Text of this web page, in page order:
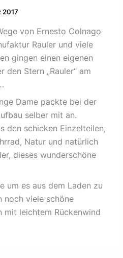
2017
von Ernesto Colnago
Rauler und viele
gingen einen eigenen
den Stern „Rauler“ am
Dame packte bei der
selber mit an.
den schicken Einzelteilen,
Natur und natürlich
dieses wunderschöne
um es aus dem Laden zu
noch viele schöne
mit leichtem Rückenwind